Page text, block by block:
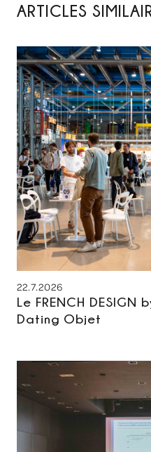
ARTICLES
22.7.2026
Le FRENCH
Dating Objet